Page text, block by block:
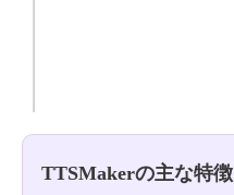
TTSMakerの主な特徴